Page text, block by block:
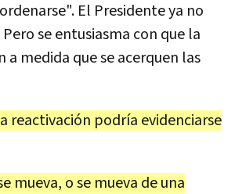
El Presidente ya no
se entusiasma con que la
medida que se acerquen las
reactivación podría evidenciarse
mueva, o se mueva de una